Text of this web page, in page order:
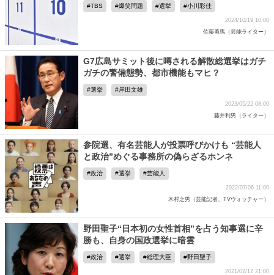
TBS 爆笑問題 選挙 小川彩佳
2024/10/19 10:00
佐藤勇馬（芸能ライター）
G7広島サミット後に噂される解散総選挙はガチ
ガチの警備態勢、都市機能もマヒ？
選挙 岸田文雄
2023/05/22 08:00
藤井利男（ライター）
参院選、有名芸能人が投票呼びかけも “芸能人
と政治”めぐる事務所の偽らざるホンネ
政治 選挙 芸能人
2022/07/06 11:00
木村之男（芸能記者、TVウォッチャー）
野田聖子“日本初の女性首相”を占う知事選に辛
勝も、自身の国政選挙に暗雲
政治 選挙 総理大臣 野田聖子
2021/02/12 21:00